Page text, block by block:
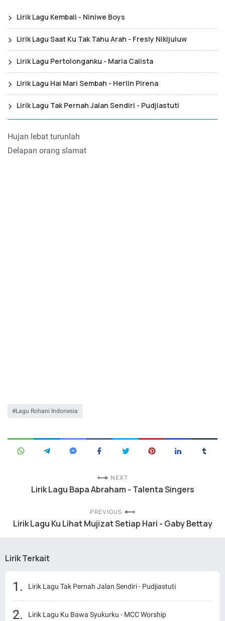
Lirik Lagu Kembali - Niniwe Boys
Lirik Lagu Saat Ku Tak Tahu Arah - Fresly Nikijuluw
Lirik Lagu Pertolonganku - Maria Calista
Lirik Lagu Hai Mari Sembah - Herlin Pirena
Lirik Lagu Tak Pernah Jalan Sendiri - Pudjiastuti
Hujan lebat turunlah
Delapan orang slamat
Lagu Rohani Indonesia
NEXT
Lirik Lagu Bapa Abraham - Talenta Singers
PREVIOUS
Lirik Lagu Ku Lihat Mujizat Setiap Hari - Gaby Bettay
Lirik Terkait
Lirik Lagu Tak Pernah Jalan Sendiri - Pudjiastuti
Lirik Lagu Ku Bawa Syukurku - MCC Worship